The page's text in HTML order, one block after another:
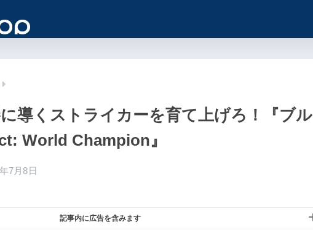
導くストライカーを育て上げろ！『ブル
World Champion』
7月8日
記事内に広告を含みます